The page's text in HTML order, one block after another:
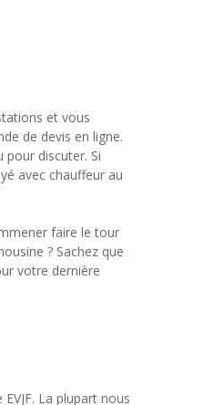
et vous
de devis en ligne.
discuter. Si
avec chauffeur au
faire le tour
? Sachez que
votre dernière
La plupart nous